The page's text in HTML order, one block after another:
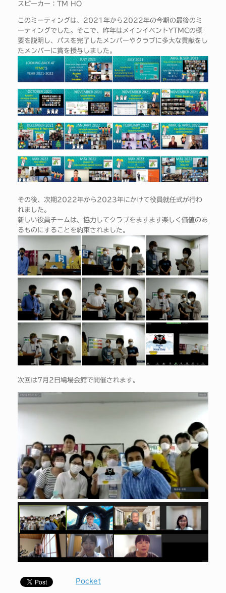
スピーカー：TM HO
このミーティングは、2021年から2022年の今期の最後のミ
ーティングでした。そこで、昨年はメインイベントYTMCの概
要を説明し、パスを完了したメンバーやクラブに多大な貢献をし
たメンバーに賞を授与しました。
その後、次期2022年から2023年にかけて役員就任式が行わ
れました。
新しい役員チームは、協力してクラブをますます楽しく価値のあ
るものにすることを約束されました。
次回は7月2日鳩場会館で開催されます。
Pocket